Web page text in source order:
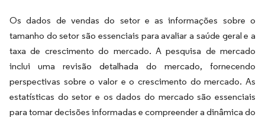
Os dados de vendas do setor e as informações sobre o
tamanho do setor são essenciais para avaliar a saúde geral e a
taxa de crescimento do mercado. A pesquisa de mercado
inclui uma revisão detalhada do mercado, fornecendo
perspectivas sobre o valor e o crescimento do mercado. As
estatísticas do setor e os dados do mercado são essenciais
para tomar decisões informadas e compreender a dinâmica do